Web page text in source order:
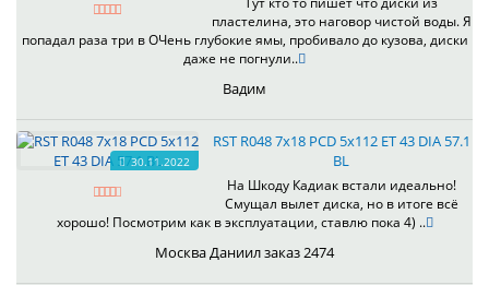
пластелина, это наговор чистой воды. Я
попадал раза три в ОЧень глубокие ямы, пробивало до кузова, диски
даже не погнули..
Вадим
30.11.2022
RST R048 7x18 PCD 5x112 ET 43 DIA 57.1
BL
На Шкоду Кадиак встали идеально!
Смущал вылет диска, но в итоге всё
хорошо! Посмотрим как в эксплуатации, ставлю пока 4) ..
Москва Даниил заказ 2474